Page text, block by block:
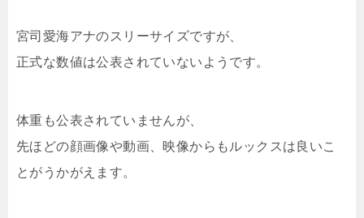
宮司愛海アナのスリーサイズですが、
正式な数値は公表されていないようです。
体重も公表されていませんが、
先ほどの顔画像や動画、映像からもルックスは良いこ
とがうかがえます。